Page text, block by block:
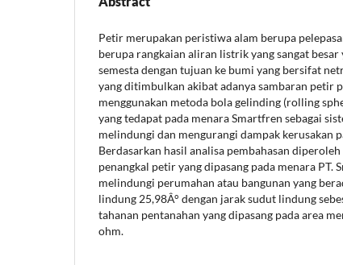
Petir merupakan peristiwa alam berupa
berupa rangkaian aliran listrik yang sangat besar
semesta dengan tujuan ke bumi yang bersifat
yang ditimbulkan akibat adanya sambaran petir
menggunakan metoda bola gelinding (rolling
yang tedapat pada menara Smartfren sebagai
melindungi dan mengurangi dampak kerusakan
Berdasarkan hasil analisa pembahasan
penangkal petir yang dipasang pada menara PT.
melindungi perumahan atau bangunan yang
lindung 25,98Â° dengan jarak sudut lindung
tahanan pentanahan yang dipasang pada area
ohm.